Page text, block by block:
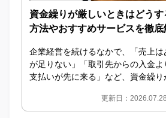
資金繰りが厳しいときはどう
方法やおすすめサービスを徹底
企業経営を続けるなかで、「売上
が足りない」「取引先からの入金
支払いが先に来る」など、資金繰り
更新日：2026.07.28